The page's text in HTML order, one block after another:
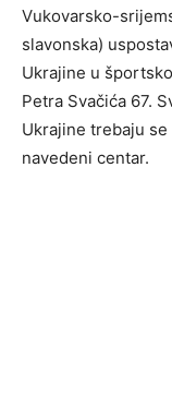
Vukovarsko-
slavonska)
Ukrajine u
Petra Svačića 67.
Ukrajine trebaju
navedeni centar.